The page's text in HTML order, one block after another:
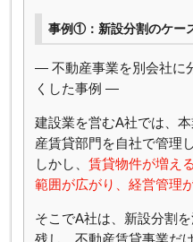
事例①：新設分割のケー
― 不動産事業を別会社に
くした事例 ―
建設業を営むA社では、
産賃貸部門を自社で管理
しかし、 賃貸物件が増え
範囲が広がり、経営管理
そこでA社は、新設分割